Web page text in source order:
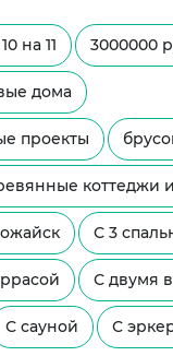
на 11 3000000
дома
проекты
коттеджи
С 3
С двумя
С сауной С